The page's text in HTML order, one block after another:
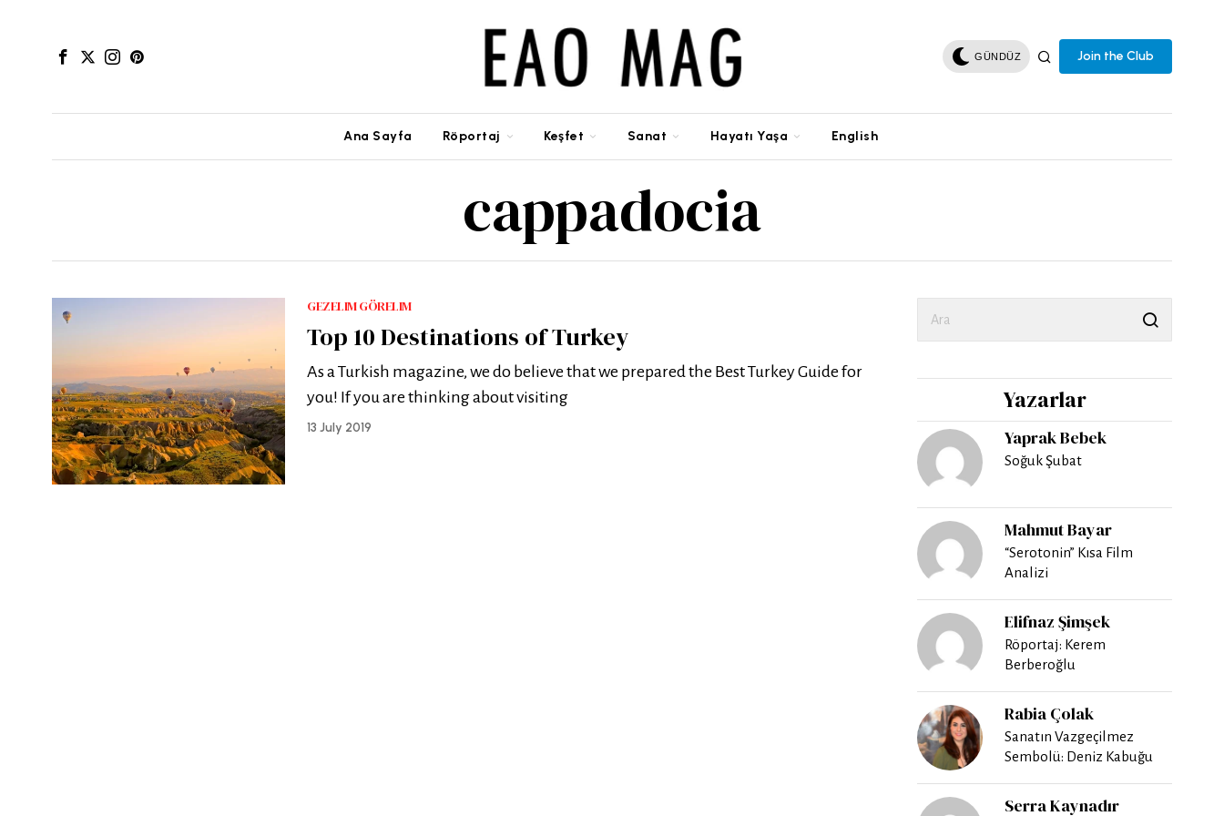
GÜNDÜZ Join the Club
Ana Sayfa Röportaj Keşfet Sanat Hayatı Yaşa English
cappadocia
GEZELIM GÖRELIM
Top 10 Destinations of Turkey
As a Turkish magazine, we do believe that we prepared the Best Turkey Guide for
you! If you are thinking about visiting
13 July 2019
Yazarlar
Yaprak Bebek
Soğuk Şubat
Mahmut Bayar
“Serotonin” Kısa Film
Analizi
Elifnaz Şimşek
Röportaj: Kerem
Berberoğlu
Rabia Çolak
Sanatın Vazgeçilmez
Sembolü: Deniz Kabuğu
Serra Kaynadır